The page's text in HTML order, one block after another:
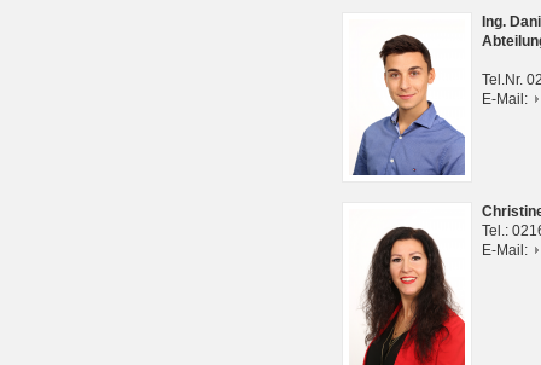
Ing.
Tel.Nr.
E-Mail:
Tel.:
E-Mail: